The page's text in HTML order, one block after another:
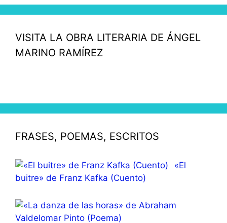
VISITA LA OBRA LITERARIA DE ÁNGEL
MARINO RAMÍREZ
FRASES, POEMAS, ESCRITOS
«El
buitre» de Franz Kafka (Cuento)